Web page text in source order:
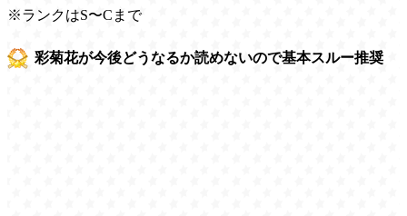
※ランクはS〜Cまで
彩菊花が今後どうなるか読めないので基本スルー推奨